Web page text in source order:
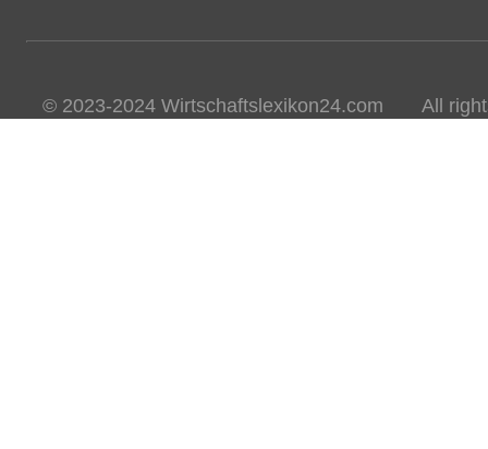
© 2023-2024 Wirtschaftslexikon24.com All